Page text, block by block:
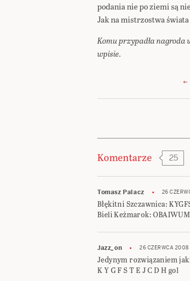
podania nie po ziemi są
Jak na mistrzostwa
Komu przypadła nagroda
wpisie.
wpisu
←
Komentarze 25
Tomasz Palacz 26
Błękitni Szczawnica:
Bieli Keżmarok:
Jazz_on 26 CZERWCA 2008
Jedynym rozwiązaniem
K Y G F S T E J C D H gol